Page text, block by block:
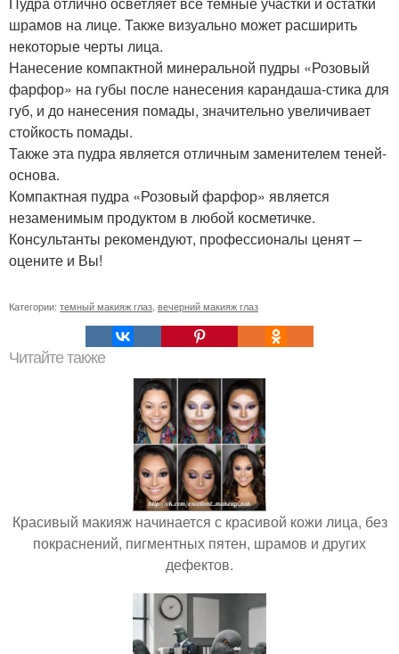
шрамов на лице. Также визуально может расширить
некоторые черты лица.
Нанесение компактной минеральной пудры «Розовый
фарфор» на губы после нанесения карандаша-стика для
губ, и до нанесения помады, значительно увеличивает
стойкость помады.
Также эта пудра является отличным заменителем теней-
основа.
Компактная пудра «Розовый фарфор» является
незаменимым продуктом в любой косметичке.
Консультанты рекомендуют, профессионалы ценят –
оцените и Вы!
Категории: темный макияж глаз вечерний макияж глаз
Читайте также
Красивый макияж начинается с красивой кожи лица, без
покраснений, пигментных пятен, шрамов и других
дефектов.